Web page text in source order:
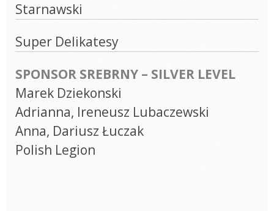
Starnawski
Super Delikatesy
SPONSOR SREBRNY – SILVER LEVEL
Marek Dziekonski
Adrianna, Ireneusz Lubaczewski
Anna, Dariusz Łuczak
Polish Legion